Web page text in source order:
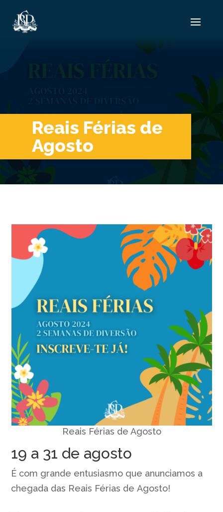
Reais Férias de
Agosto
Reais Férias de Agosto
19 a 31 de agosto
É com grande entusiasmo que anunciamos a
chegada das Reais Férias de Agosto!